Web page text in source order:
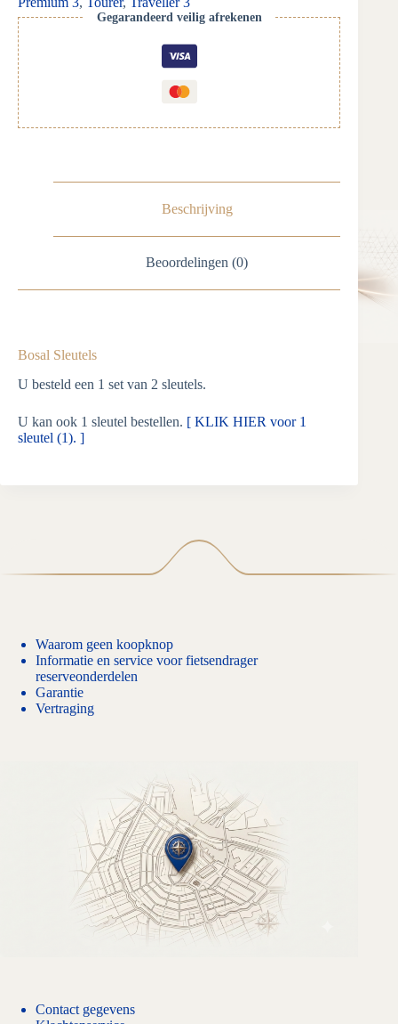
Gegarandeerd veilig afrekenen
Beschrijving
Beoordelingen (0)
Bosal Sleutels
U besteld een 1 set van 2 sleutels.
U kan ook 1 sleutel bestellen. [ KLIK HIER voor 1
sleutel (1). ]
Waarom geen koopknop
Informatie en service voor fietsendrager
reserveonderdelen
Garantie
Vertraging
Contact gegevens